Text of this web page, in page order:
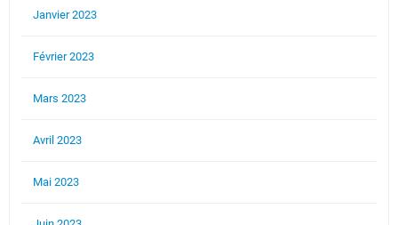
Janvier 2023
Février 2023
Mars 2023
Avril 2023
Mai 2023